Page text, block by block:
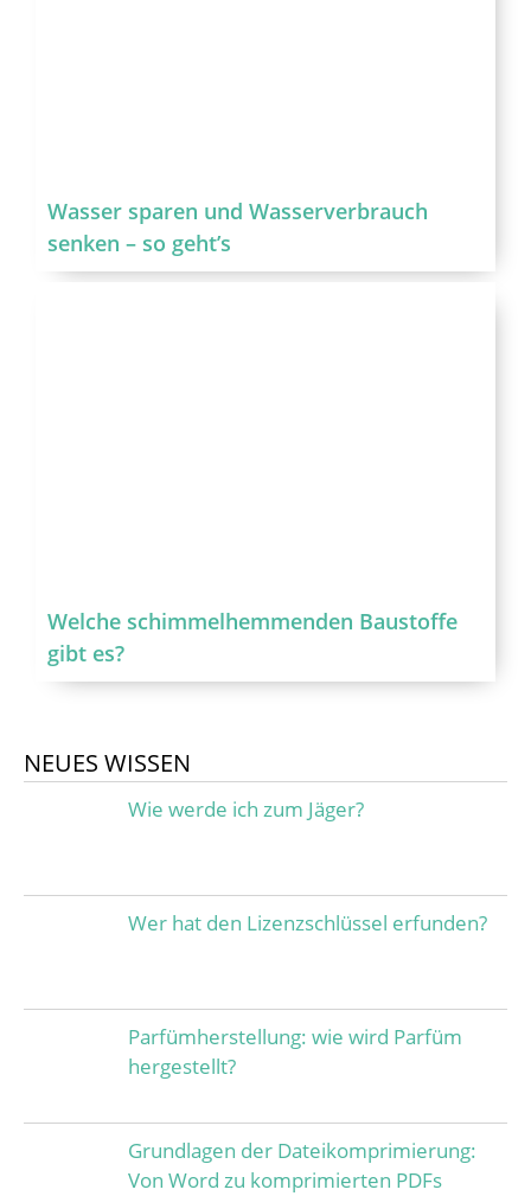
Wasser sparen und Wasserverbrauch
senken – so geht’s
Welche schimmelhemmenden Baustoffe
gibt es?
NEUES WISSEN
Wie werde ich zum Jäger?
Wer hat den Lizenzschlüssel erfunden?
Parfümherstellung: wie wird Parfüm
hergestellt?
Grundlagen der Dateikomprimierung:
Von Word zu komprimierten PDFs